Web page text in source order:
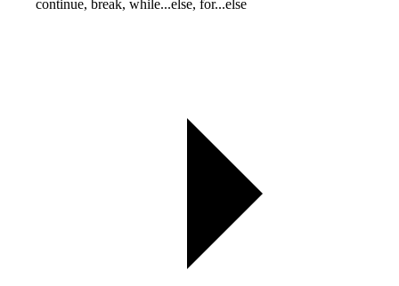
continue, break, while...else, for...else